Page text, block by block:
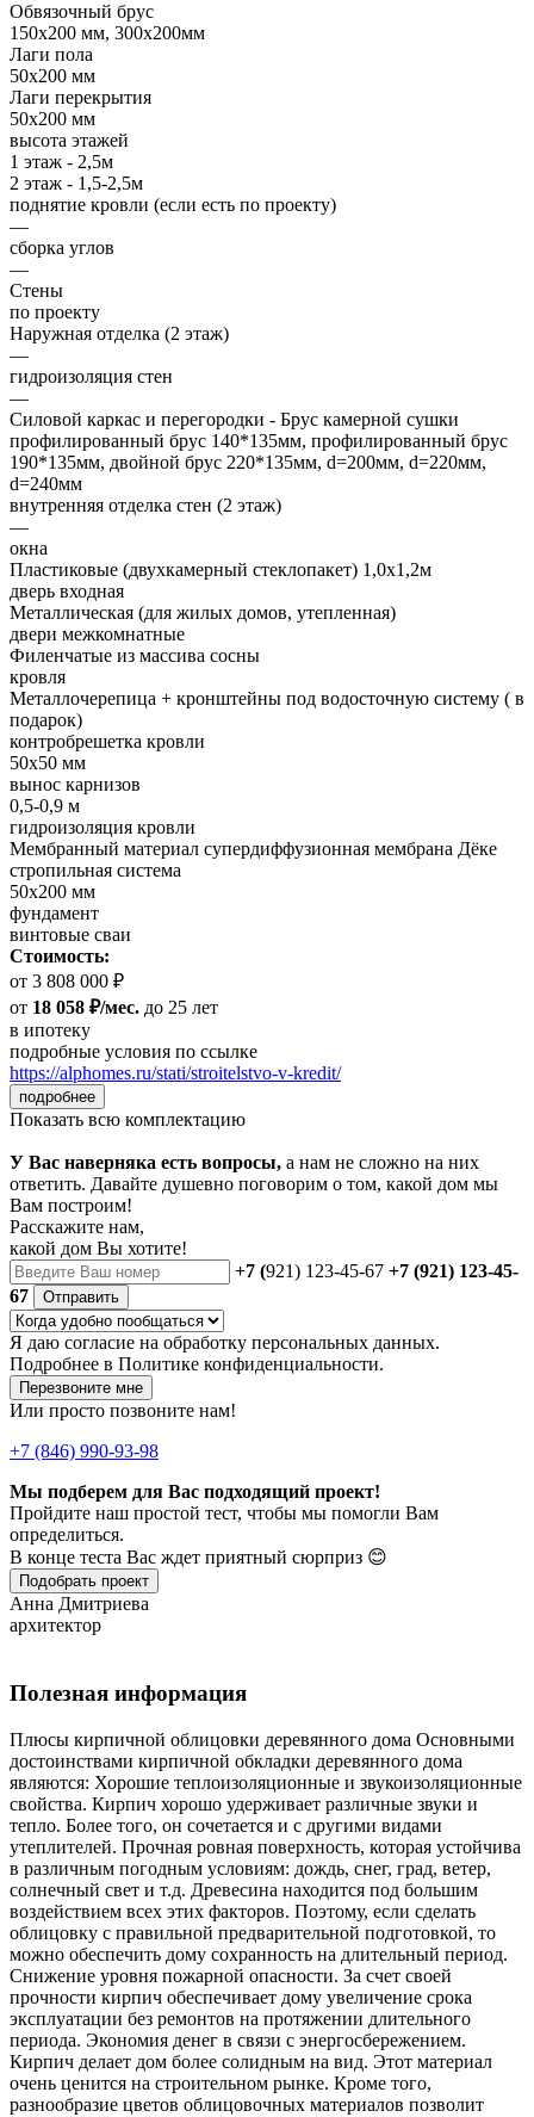
Обвязочный брус
150х200 мм, 300х200мм
Лаги пола
50х200 мм
Лаги перекрытия
50х200 мм
высота этажей
1 этаж - 2,5м
2 этаж - 1,5-2,5м
поднятие кровли (если есть по проекту)
—
сборка углов
—
Стены
по проекту
Наружная отделка (2 этаж)
—
гидроизоляция стен
—
Силовой каркас и перегородки - Брус камерной сушки
профилированный брус 140*135мм, профилированный брус
190*135мм, двойной брус 220*135мм, d=200мм, d=220мм,
d=240мм
внутренняя отделка стен (2 этаж)
—
окна
Пластиковые (двухкамерный стеклопакет) 1,0х1,2м
дверь входная
Металлическая (для жилых домов, утепленная)
двери межкомнатные
Филенчатые из массива сосны
кровля
Металлочерепица + кронштейны под водосточную систему ( в
подарок)
контробрешетка кровли
50х50 мм
вынос карнизов
0,5-0,9 м
гидроизоляция кровли
Мембранный материал супердиффузионная мембрана Дёке
стропильная система
50х200 мм
фундамент
винтовые сваи
Стоимость:
от 3 808 000 ₽
от 18 058 ₽/мес. до 25 лет
в ипотеку
подробные условия по ссылке
https://alphomes.ru/stati/stroitelstvo-v-kredit/
подробнее
Показать всю комплектацию
У Вас наверняка есть вопросы, а нам не сложно на них
ответить. Давайте душевно поговорим о том, какой дом мы
Вам построим!
Расскажите нам,
какой дом Вы хотите!
+7 (921) 123-45-67 +7 (921) 123-45-
67
Отправить
Я даю согласие на обработку персональных данных.
Подробнее в Политике конфиденциальности.
Перезвоните мне
Или просто позвоните нам!
+7 (846) 990-93-98
Мы подберем для Вас подходящий проект!
Пройдите наш простой тест, чтобы мы помогли Вам
определиться.
В конце теста Вас ждет приятный сюрприз 😊
Подобрать проект
Анна Дмитриева
архитектор
Полезная информация
Плюсы кирпичной облицовки деревянного дома Основными
достоинствами кирпичной обкладки деревянного дома
являются: Хорошие теплоизоляционные и звукоизоляционные
свойства. Кирпич хорошо удерживает различные звуки и
тепло. Более того, он сочетается и с другими видами
утеплителей. Прочная ровная поверхность, которая устойчива
в различным погодным условиям: дождь, снег, град, ветер,
солнечный свет и т.д. Древесина находится под большим
воздействием всех этих факторов. Поэтому, если сделать
облицовку с правильной предварительной подготовкой, то
можно обеспечить дому сохранность на длительный период.
Снижение уровня пожарной опасности. За счет своей
прочности кирпич обеспечивает дому увеличение срока
эксплуатации без ремонтов на протяжении длительного
периода. Экономия денег в связи с энергосбережением.
Кирпич делает дом более солидным на вид. Этот материал
очень ценится на строительном рынке. Кроме того,
разнообразие цветов облицовочных материалов позволит